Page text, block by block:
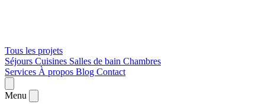
Tous les projets
Séjours Cuisines Salles de bain Chambres
Services À propos Blog Contact
Menu